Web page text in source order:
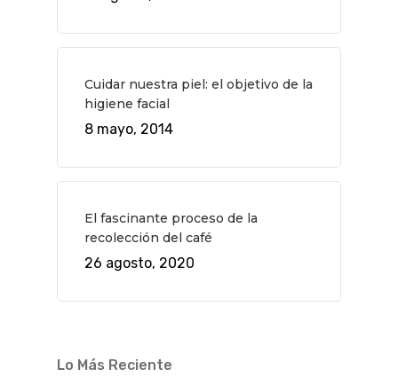
Cuidar nuestra piel: el objetivo de la
higiene facial
8 mayo, 2014
El fascinante proceso de la
recolección del café
26 agosto, 2020
Lo Más Reciente